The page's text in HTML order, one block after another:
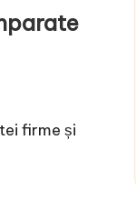
firme și